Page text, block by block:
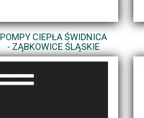
POMPY CIEPŁA ŚWIDNICA
- ZĄBKOWICE ŚLĄSKIE